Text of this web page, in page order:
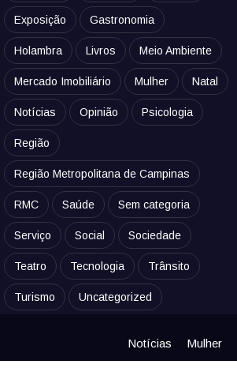
Exposição Gastronomia
Holambra Livros Meio Ambiente
Mercado Imobiliário Mulher Natal
Notícias Opinião Psicologia
Região
Região Metropolitana de Campinas
RMC Saúde Sem categoria
Serviço Social Sociedade
Teatro Tecnologia Trânsito
Turismo Uncategorized
Notícias Mulher